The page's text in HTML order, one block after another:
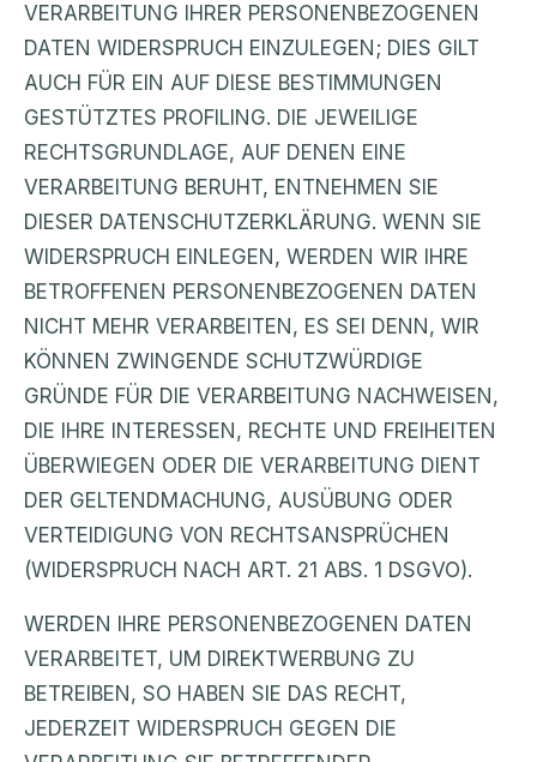
VERARBEITUNG IHRER PERSONENBEZOGENEN
DATEN WIDERSPRUCH EINZULEGEN; DIES GILT
AUCH FÜR EIN AUF DIESE BESTIMMUNGEN
GESTÜTZTES PROFILING. DIE JEWEILIGE
RECHTSGRUNDLAGE, AUF DENEN EINE
VERARBEITUNG BERUHT, ENTNEHMEN SIE
DIESER DATENSCHUTZERKLÄRUNG. WENN SIE
WIDERSPRUCH EINLEGEN, WERDEN WIR IHRE
BETROFFENEN PERSONENBEZOGENEN DATEN
NICHT MEHR VERARBEITEN, ES SEI DENN, WIR
KÖNNEN ZWINGENDE SCHUTZWÜRDIGE
GRÜNDE FÜR DIE VERARBEITUNG NACHWEISEN,
DIE IHRE INTERESSEN, RECHTE UND FREIHEITEN
ÜBERWIEGEN ODER DIE VERARBEITUNG DIENT
DER GELTENDMACHUNG, AUSÜBUNG ODER
VERTEIDIGUNG VON RECHTSANSPRÜCHEN
(WIDERSPRUCH NACH ART. 21 ABS. 1 DSGVO).
WERDEN IHRE PERSONENBEZOGENEN DATEN
VERARBEITET, UM DIREKTWERBUNG ZU
BETREIBEN, SO HABEN SIE DAS RECHT,
JEDERZEIT WIDERSPRUCH GEGEN DIE